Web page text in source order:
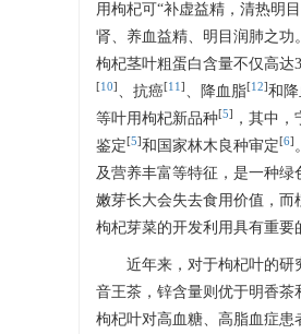
用枸杞可“补虚益精，清热明
肾、养血益精、明目润肺之
枸杞茎叶粗蛋白含量不仅高达
[10] 、抗癌[11 ] 、降血脂[12]和
等叶用枸杞新品种[5] ，其中
鉴定[5]和国家林木良种审定[6]
及营养丰富等特征，是一种
嫩芽长大会失去食用价值，
枸杞芽菜的开发利用具有重要
近年来，对于枸杞叶的
音王茶，锌含量则优于明香茶
枸杞叶对高血糖、高脂血症